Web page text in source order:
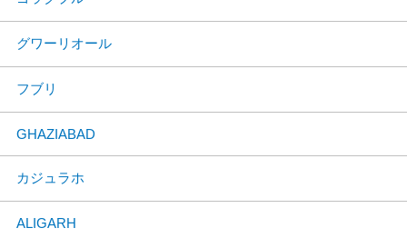
グワーリオール
フブリ
GHAZIABAD
カジュラホ
ALIGARH